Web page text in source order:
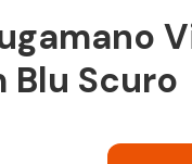
Blu Scuro